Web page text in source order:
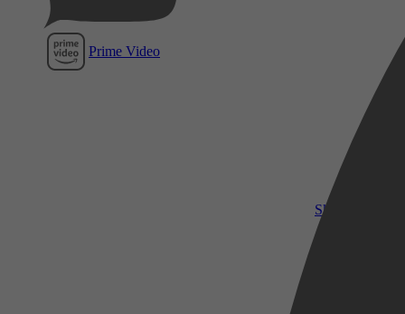
Prime Video
SkyShowtime